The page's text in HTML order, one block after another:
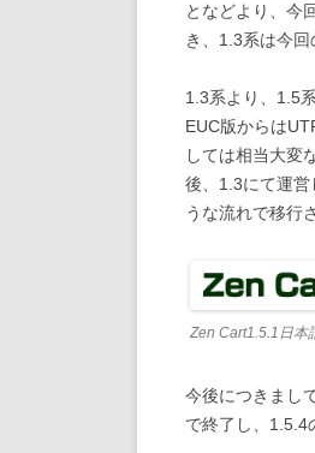
となどより、今
き、1.3系は今回
1.3系より、1.5
EUC版からは
しては相当大変
後、1.3にて運営
うな流れで移行
Zen Cart1.5.1日本
今後につきまし
で終了し、1.5.4